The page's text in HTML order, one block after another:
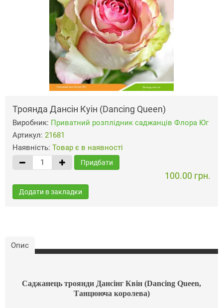
Троянда Дансін Куін (Dancing Queen)
Виробник: Приватний розплідник саджанців Флора Юг
Артикул: 21681
Наявність: Товар є в наявності
Придбати
100.00 грн.
Додати в закладки
Опис
Саджанець троянди Дансінг Квін (Dancing Queen,
Танцююча королева)